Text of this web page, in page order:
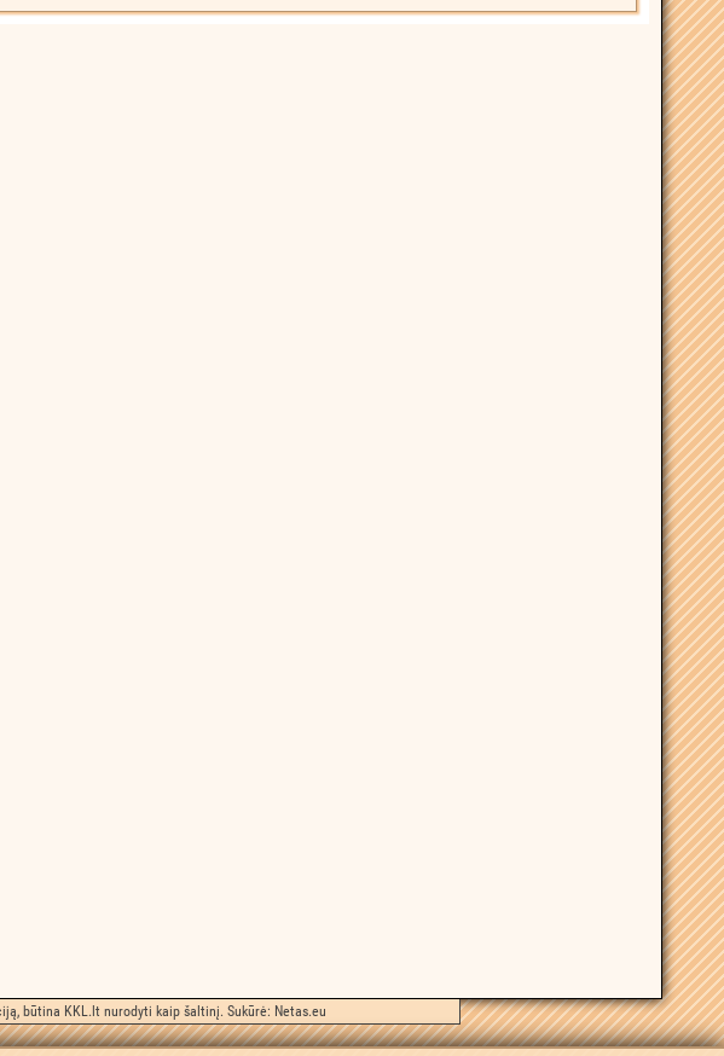
būtina KKL.lt nurodyti kaip šaltinį. Sukūrė: Netas.eu